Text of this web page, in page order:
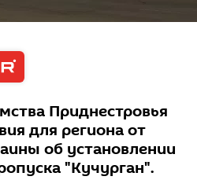
Приднестровья
для региона от
об установлении
"Кучурган".